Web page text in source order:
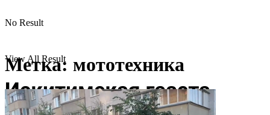
No Result
View All Result
Метка: мототехника